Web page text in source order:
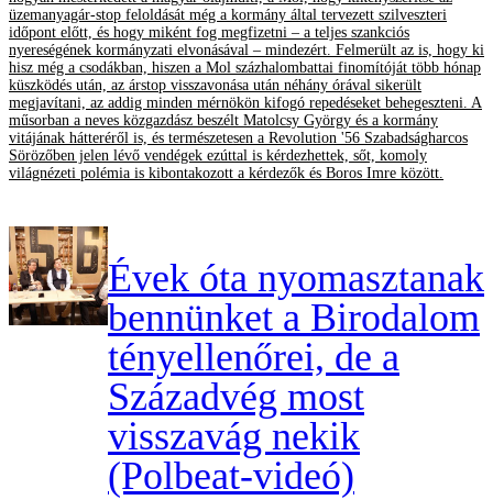
üzemanyagár-stop feloldását még a kormány által tervezett szilveszteri
időpont előtt, és hogy miként fog megfizetni – a teljes szankciós
nyereségének kormányzati elvonásával – mindezért. Felmerült az is, hogy ki
hisz még a csodákban, hiszen a Mol százhalombattai finomítóját több hónap
küszködés után, az árstop visszavonása után néhány órával sikerült
megjavítani, az addig minden mérnökön kifogó repedéseket behegeszteni. A
műsorban a neves közgazdász beszélt Matolcsy György és a kormány
vitájának hátteréről is, és természetesen a Revolution '56 Szabadságharcos
Sörözőben jelen lévő vendégek ezúttal is kérdezhettek, sőt, komoly
világnézeti polémia is kibontakozott a kérdezők és Boros Imre között.
Évek óta nyomasztanak
bennünket a Birodalom
tényellenőrei, de a
Századvég most
visszavág nekik
(Polbeat-videó)